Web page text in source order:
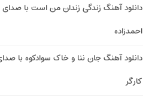
دانلود آهنگ زندگی زندان من است با
احمدزاده
دانلود آهنگ جان ننا و خاک سوادکوه با
کارگر